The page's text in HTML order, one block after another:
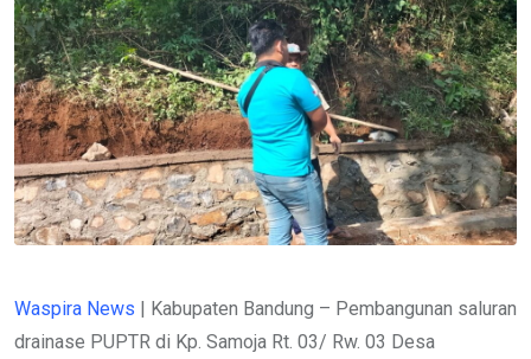
Waspira News | Kabupaten Bandung – Pembangunan saluran
drainase PUPTR di Kp. Samoja Rt. 03/ Rw. 03 Desa